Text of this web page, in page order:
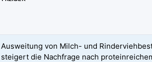
Ausweitung von Milch- und
steigert die Nachfrage nach